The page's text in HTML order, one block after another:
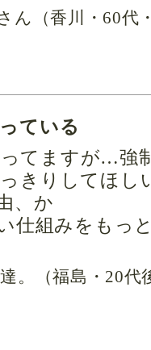
ん（香川・60代
ている
てますが…強
きりしてほし
、か
仕組みをもっ
。（福島・20代